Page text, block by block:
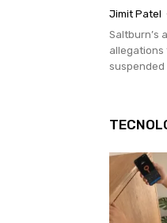
Jimit Patel
Saltburn’s
allegations
suspended